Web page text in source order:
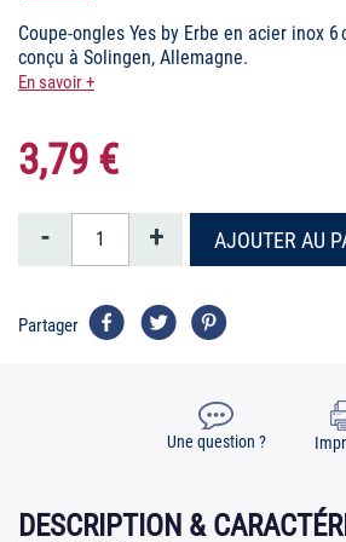
Coupe-ongles Yes by Erbe en acier inox 6
conçu à Solingen, Allemagne.
En savoir +
3,79 €
- + AJOUTER AU
Partager
Une question ?
DESCRIPTION &